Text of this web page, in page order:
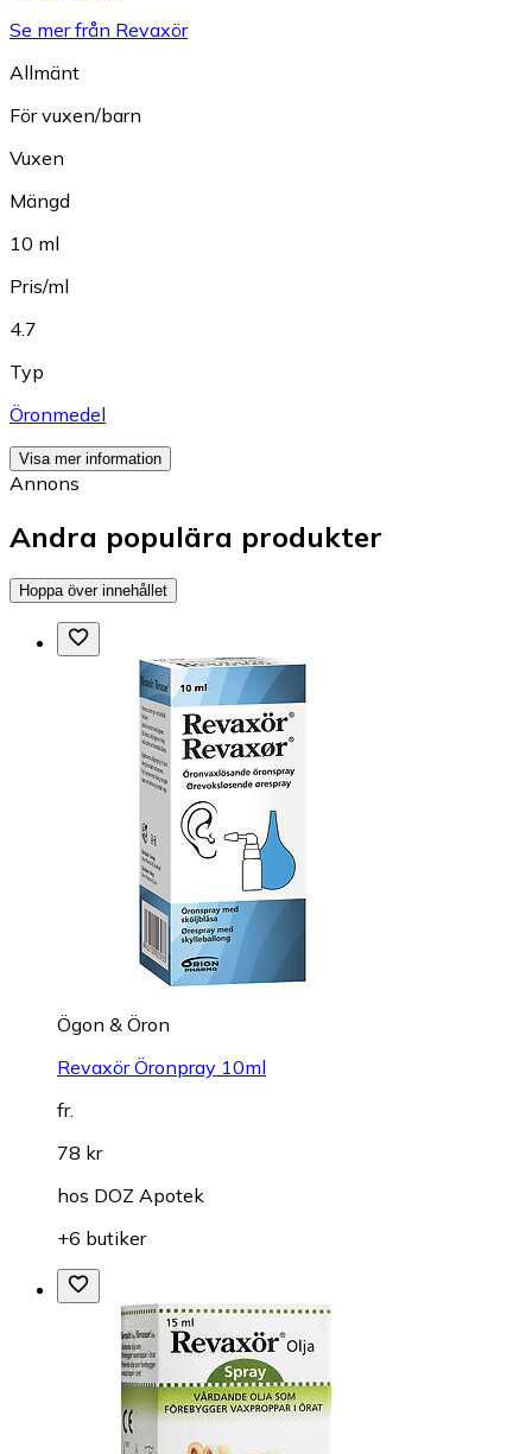
Se mer från Revaxör
Allmänt
För vuxen/barn
Vuxen
Mängd
10 ml
Pris/ml
4.7
Typ
Öronmedel
Visa mer information
Annons
Andra populära produkter
Hoppa över innehållet
Ögon & Öron
Revaxör Öronpray 10ml
fr.
78 kr
hos DOZ Apotek
+6 butiker